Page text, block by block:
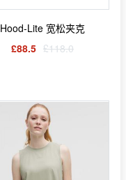
Hood-Lite 宽松夹克
£88.5 £118.0